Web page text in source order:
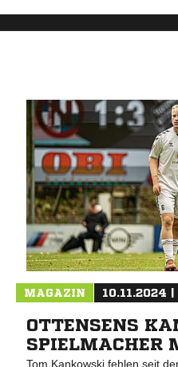
MAGAZIN 10.11.2024
OTTENSENS
SPIELMACHER
Tom Kankowski fehlen seit